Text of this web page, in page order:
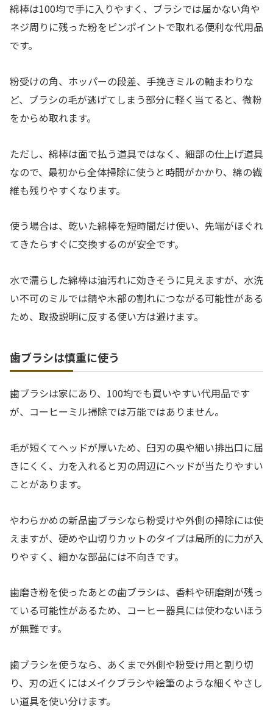
綿棒は100均で手に入りやすく、ブラシでは届かない角や
ネジ周りに残った粉をピンポイントで取れる便利な代用品
です。
粉受けの角、ホッパーの段差、手挽きミルの軸まわりな
ど、ブラシの毛が逃げてしまう部分に軽く当てると、微粉
をからめ取れます。
ただし、綿棒は面で払う道具ではなく、細部の仕上げ道具
なので、最初から全体掃除に使うと時間がかかり、綿の繊
維も残りやすくなります。
使う場合は、乾いた綿棒を短時間だけ使い、先端がほぐれ
てきたらすぐに交換するのが安全です。
水で濡らした綿棒は油汚れに効きそうに見えますが、水洗
い不可のミルでは錆や木部の割れにつながる可能性がある
ため、取扱説明に反する使い方は避けます。
歯ブラシは慎重に使う
歯ブラシは家にあり、100均でも買いやすい代用品です
が、コーヒーミル掃除では万能ではありません。
毛が短くてヘッドが厚いため、臼刃の奥や細い排出口に届
きにくく、力を入れると刃の周辺にヘッドが当たりやすい
ことがあります。
やわらかめの新品歯ブラシなら粉受けや外側の掃除には使
えますが、硬めや山切りカットのタイプは局所的に力が入
りやすく、細かな部品には不向きです。
歯磨き粉を使ったあとの歯ブラシは、香料や研磨剤が残っ
ている可能性があるため、コーヒー器具には使わないほう
が無難です。
歯ブラシを使うなら、あくまで外側や粉受け用と割り切
り、刃の近くにはメイクブラシや絵筆のような細くやさし
い道具を使い分けます。